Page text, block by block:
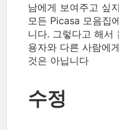
남에게 보여주고 싶
모든 Picasa 모음집
니다. 그렇다고 해서
용자와 다른 사람에
것은 아닙니다
수정